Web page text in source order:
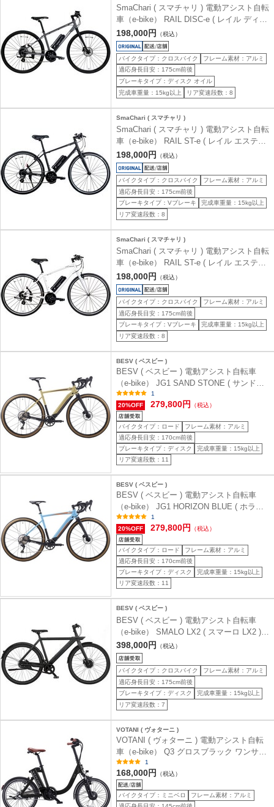
SmaChari ( スマチャリ ) 電動アシスト自転
車（e-bike） RAIL DISC-e ( レイル ディス
ク イー ) ソリッドグレー 440 (身長目安
165-180cm前後)
198,000円 （税込）
バイクタイプ：クロスバイク
フレーム素材：アルミ
適応身長目安：175cm前後
ブレーキタイプ：ディスク オイル
完成車重量：15kg以上
リア変速段数：8
SmaChari ( スマチャリ )
SmaChari ( スマチャリ ) 電動アシスト自転
車（e-bike） RAIL ST-e ( レイル エスティ
ー イー ) マットブラック 440 (身長目安
165-180cm前後)
198,000円 （税込）
バイクタイプ：クロスバイク
フレーム素材：アルミ
適応身長目安：175cm前後
ブレーキタイプ：Vブレーキ
完成車重量：15kg以上
リア変速段数：8
SmaChari ( スマチャリ )
SmaChari ( スマチャリ ) 電動アシスト自転
車（e-bike） RAIL ST-e ( レイル エスティ
ー イー ) ソリッドホワイト 440 (身長目安
165-180cm前後)
198,000円 （税込）
バイクタイプ：クロスバイク
フレーム素材：アルミ
適応身長目安：175cm前後
ブレーキタイプ：Vブレーキ
完成車重量：15kg以上
リア変速段数：8
BESV ( ベスビー )
BESV ( ベスビー ) 電動アシスト自転車
（e-bike） JG1 SAND STONE ( サンドス
トーン ) M/520 ( 適正身長170cm～ )
1
20%OFF
279,800円 （税込）
バイクタイプ：ロード
フレーム素材：アルミ
適応身長目安：170cm前後
ブレーキタイプ：ディスク
完成車重量：15kg以上
リア変速段数：11
BESV ( ベスビー )
BESV ( ベスビー ) 電動アシスト自転車
（e-bike） JG1 HORIZON BLUE ( ホライ
ズン ブルー ) M/520 ( 適正身長170cm～ )
1
20%OFF
279,800円 （税込）
バイクタイプ：ロード
フレーム素材：アルミ
適応身長目安：170cm前後
ブレーキタイプ：ディスク
完成車重量：15kg以上
リア変速段数：11
BESV ( ベスビー )
BESV ( ベスビー ) 電動アシスト自転車
（e-bike） SMALO LX2 ( スマーロ LX2 )
ミッドナイトブラック (適応身長目安175-
195cm前後)
398,000円 （税込）
バイクタイプ：クロスバイク
フレーム素材：アルミ
適応身長目安：175cm前後
ブレーキタイプ：ディスク
完成車重量：15kg以上
リア変速段数：7
VOTANI ( ヴォターニ )
VOTANI ( ヴォターニ ) 電動アシスト自転
車（e-bike） Q3 グロスブラック ワンサイ
ズ ( 適正身長144cm- )
1
168,000円 （税込）
バイクタイプ：ミニベロ
フレーム素材：アルミ